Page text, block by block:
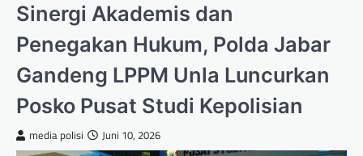
Sinergi Akademis dan
Penegakan Hukum, Polda Jabar
Gandeng LPPM Unla Luncurkan
Posko Pusat Studi Kepolisian
media polisi Juni 10, 2026